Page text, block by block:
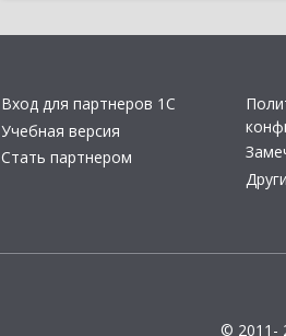
Вход для партнеров 1С
Учебная версия
Стать партнером
© 2011-